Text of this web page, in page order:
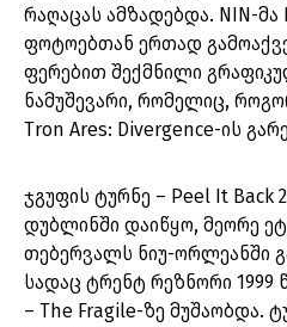
რაღაცას ამზადებდა. NIN-
ფოტოებთან ერთად
ფერებით შექმნილი
ნამუშევარი, რომელიც,
Tron Ares: Divergence-ის
ჯგუფის ტურნე – Peel It Back
დუბლინში დაიწყო, მეორე
თებერვალს ნიუ-ორლეანში
სადაც ტრენტ რეზნორი
– The Fragile-ზე მუშაობდა.